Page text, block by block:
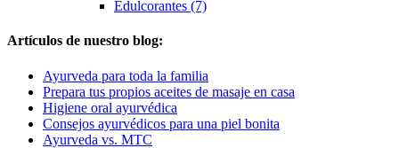
Edulcorantes (7)
Artículos de nuestro blog:
Ayurveda para toda la familia
Prepara tus propios aceites de masaje en casa
Higiene oral ayurvédica
Consejos ayurvédicos para una piel bonita
Ayurveda vs. MTC